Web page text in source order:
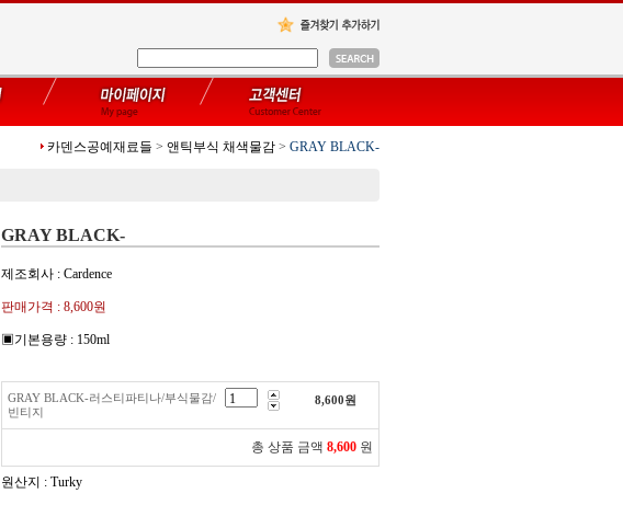
카덴스공예재료들 > 앤틱부식 채색물감 > GRAY BLACK-
GRAY BLACK-
제조회사 : Cardence
판매가격 : 8,600원
▣기본용량 : 150ml
GRAY BLACK-러스티파티나/부식물감/
빈티지
8,600원
총 상품 금액 8,600 원
원산지 : Turky